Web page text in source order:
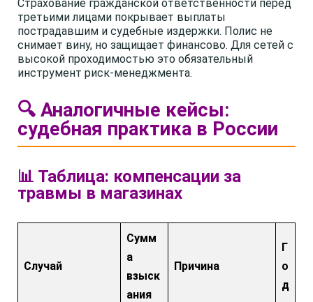
Страхование гражданской ответственности перед
третьими лицами покрывает выплаты
пострадавшим и судебные издержки. Полис не
снимает вину, но защищает финансово. Для сетей с
высокой проходимостью это обязательный
инструмент риск-менеджмента.
🔍 Аналогичные кейсы:
судебная практика в России
📊 Таблица: компенсации за
травмы в магазинах
Случай
Сумм
а
взыск
ания
Причина
Г
о
д